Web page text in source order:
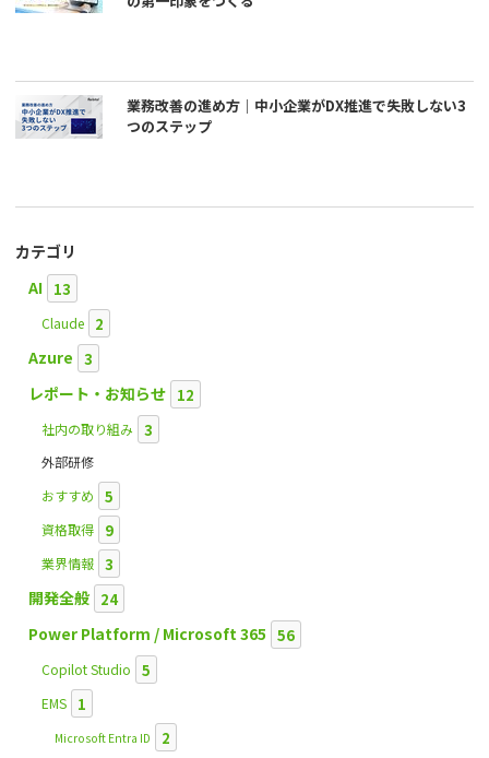
業務改善の進め方｜中小企業がDX推進で失敗しない3
つのステップ
カテゴリ
AI 13
Claude 2
Azure 3
レポート・お知らせ 12
社内の取り組み 3
外部研修
おすすめ
5
資格取得 9
業界情報 3
開発全般 24
Power Platform / Microsoft 365 56
Copilot Studio 5
EMS 1
Microsoft Entra ID 2